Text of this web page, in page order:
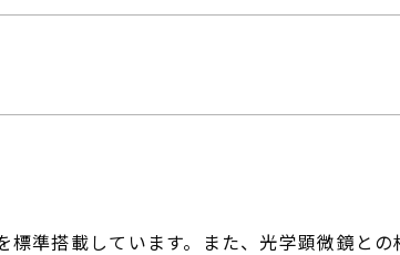
準搭載しています。また、光学顕微鏡との